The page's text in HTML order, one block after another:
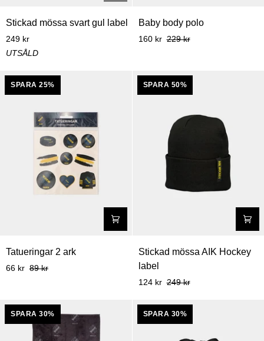
Stickad
label
Stickad mössa svart gul label
249 kr
UTSÅLD
Baby
Baby body polo
160 kr 229 kr
SPARA 25%
Tatueringar
Tatueringar 2 ark
66 kr 89 kr
SPARA 50%
Stickad
mössa
label
Stickad mössa AIK Hockey
label
124 kr 249 kr
SPARA 30% SPARA 30%